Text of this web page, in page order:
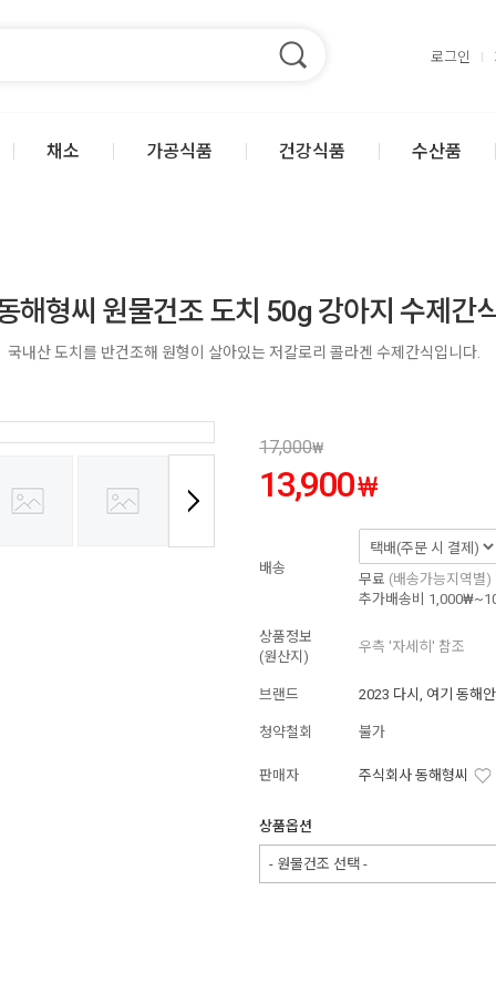
로그인
채소 가공식품 건강식품 수산품
해형씨 원물건조 도치 50g 강아지 수제간
국내산 도치를 반건조해 원형이 살아있는 저칼로리 콜라겐 수제간식입니다.
17,000₩
13,900₩
배송
무료 (배송가능지역별)
추가배송비
상품정보
(원산지)
우측 '자세히' 참조
브랜드 2023 다시, 여기 동해
청약철회 불가
판매자 주식회사 동해형씨
상품옵션
- 원물건조 선택 -